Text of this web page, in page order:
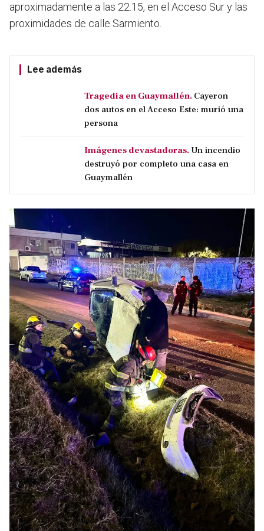
aproximadamente a las 22.15, en el Acceso Sur y las
proximidades de calle Sarmiento.
Lee además
Tragedia en Guaymallén. Cayeron
dos autos en el Acceso Este: murió una
persona
Imágenes devastadoras. Un incendio
destruyó por completo una casa en
Guaymallén